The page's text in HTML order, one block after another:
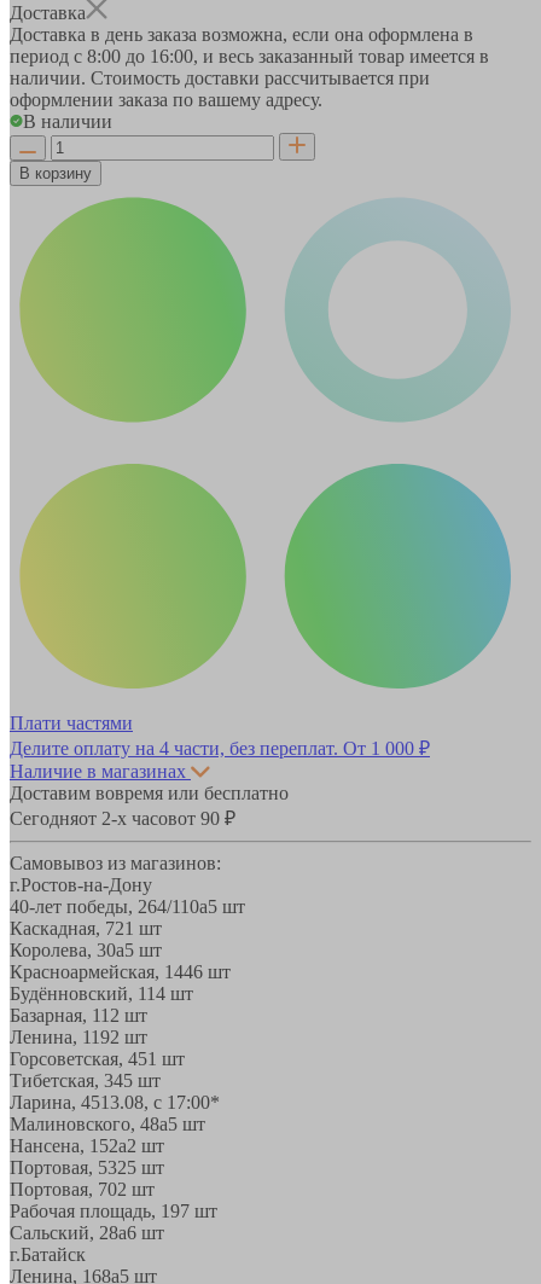
Доставка
Доставка в день заказа возможна, если она оформлена в
период с 8:00 до 16:00, и весь заказанный товар имеется в
наличии. Стоимость доставки рассчитывается при
оформлении заказа по вашему адресу.
В наличии
В корзину
Плати частями
Делите оплату на 4 части, без переплат. От 1 000 ₽
Наличие в магазинах
Доставим вовремя или бесплатно
Сегодняот 2-х часовот 90 ₽
Самовывоз из магазинов:
г.Ростов-на-Дону
40-лет победы, 264/110а5 шт
Каскадная, 721 шт
Королева, 30а5 шт
Красноармейская, 1446 шт
Будённовский, 114 шт
Базарная, 11 2 шт
Ленина, 1192 шт
Горсоветская, 451 шт
Тибетская, 345 шт
Ларина, 4513.08, с 17:00*
Малиновского, 48а5 шт
Нансена, 152а2 шт
Портовая, 5325 шт
Портовая, 702 шт
Рабочая площадь, 197 шт
Сальский, 28a6 шт
г.Батайск
Ленина, 168а5 шт